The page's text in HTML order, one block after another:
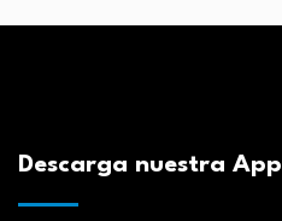
Descarga nuestra App